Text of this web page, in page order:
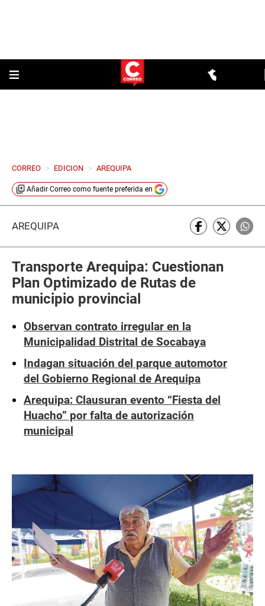
CORREO > EDICION > AREQUIPA
Añadir Correo como fuente preferida en
AREQUIPA
Transporte Arequipa: Cuestionan
Plan Optimizado de Rutas de
municipio provincial
Observan contrato irregular en la
Municipalidad Distrital de Socabaya
Indagan situación del parque automotor
del Gobierno Regional de Arequipa
Arequipa: Clausuran evento “Fiesta del
Huacho” por falta de autorización
municipal